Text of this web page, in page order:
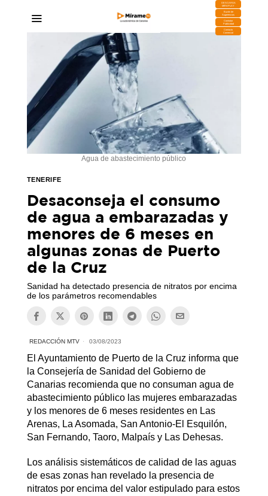
DESCARGA
MIRAPLAY
Buzón de
Sugerencias
Contratar
Publicidad
Contacto
Comercial
Agua de abastecimiento público
TENERIFE
Desaconseja el consumo
de agua a embarazadas y
menores de 6 meses en
algunas zonas de Puerto
de la Cruz
Sanidad ha detectado presencia de nitratos por encima
de los parámetros recomendables
REDACCIÓN MTV 03/08/2023
El Ayuntamiento de Puerto de la Cruz informa que
la Consejería de Sanidad del Gobierno de
Canarias recomienda que no consuman agua de
abastecimiento público las mujeres embarazadas
y los menores de 6 meses residentes en Las
Arenas, La Asomada, San Antonio-El Esquilón,
San Fernando, Taoro, Malpaís y Las Dehesas.
Los análisis sistemáticos de calidad de las aguas
de esas zonas han revelado la presencia de
nitratos por encima del valor estipulado para estos